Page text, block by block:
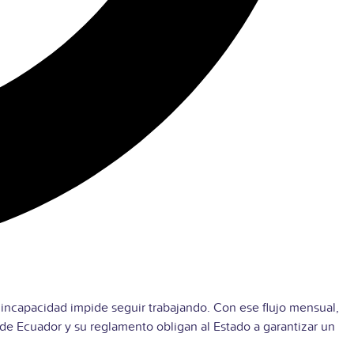
impide seguir trabajando. Con ese flujo mensual,
de Ecuador y su reglamento obligan al Estado a garantizar un